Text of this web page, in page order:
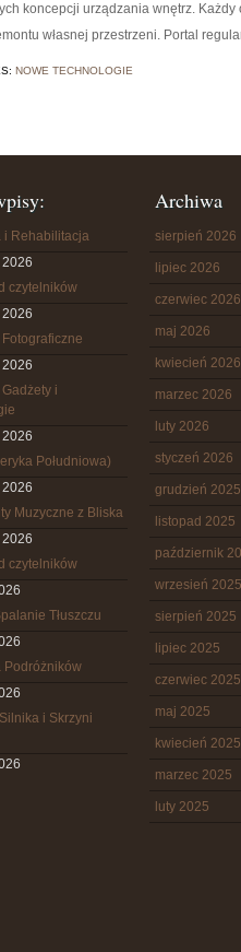
koncepcji urządzania wnętrz.
własnej przestrzeni. Portal
NOWE TECHNOLOGIE
i Rehabilitacja
czytelników
i
Południowa)
Muzyczne z Bliska
czytelników
Tłuszczu
Podróżników
i Skrzyni
Archiwa
sierpień 2026
lipiec 2026
czerwiec 2026
maj 2026
kwiecień 2026
marzec 2026
luty 2026
styczeń 2026
grudzień 2025
listopad 2025
październik
wrzesień 2025
sierpień 2025
lipiec 2025
czerwiec 2025
maj 2025
kwiecień 2025
marzec 2025
luty 2025